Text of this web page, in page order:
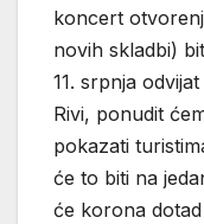
koncert
novih skladbi)
11. srpnja
Rivi, ponudit
pokazati
će to biti na
će korona